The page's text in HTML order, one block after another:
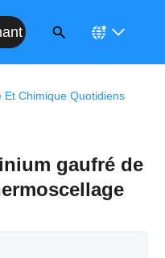
Chimique Quotidiens
gaufré de